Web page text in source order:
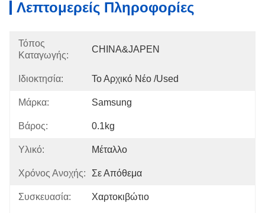
Λεπτομερείς Πληροφορίες
Τόπος
Καταγωγής:
CHINA&JAPEN
Ιδιοκτησία: Το Αρχικό Νέο /used
Μάρκα: Samsung
Βάρος: 0.1kg
Υλικό: Μέταλλο
Χρόνος Ανοχής: Σε Απόθεμα
Συσκευασία: Χαρτοκιβώτιο